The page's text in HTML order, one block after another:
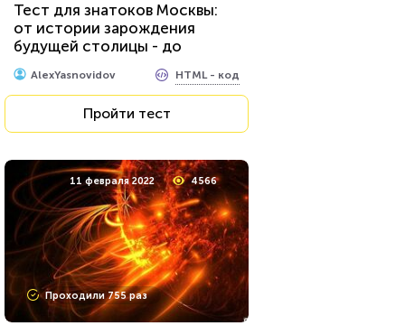
Тест для знатоков Москвы:
от истории зарождения
будущей столицы - до
присвоения звания «Город-
герой»
AlexYasnovidov HTML - код
Пройти тест
11 февраля 2022 4566
Проходили 755 раз